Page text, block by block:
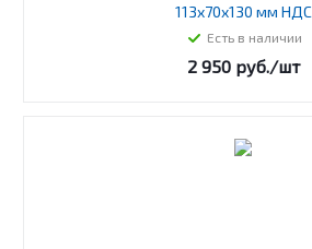
113x70x130 мм НДС
Есть в наличии
2 950руб./шт